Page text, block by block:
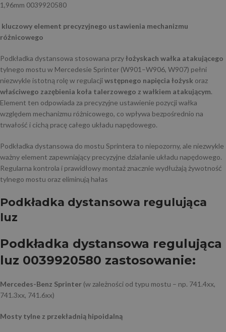
1,96mm 0039920580
kluczowy element precyzyjnego ustawienia mechanizmu
różnicowego
Podkładka dystansowa stosowana przyłożyskach wałka atakującego
tylnego mostu w Mercedesie Sprinter (W901–W906, W907) pełni
niezwykle istotną rolę w regulacjiwstępnego napięcia łożysk oraz
właściwego zazębienia koła talerzowego z wałkiem atakującym.
Element ten odpowiada za precyzyjne ustawienie pozycji wałka
względem mechanizmu różnicowego, co wpływa bezpośrednio na
trwałość i cichą pracę całego układu napędowego.
Podkładka dystansowa do mostu Sprintera to niepozorny, ale niezwykle
ważny element zapewniający precyzyjne działanie układu napędowego.
Regularna kontrola i prawidłowy montaż znacznie wydłużają żywotność
tylnego mostu oraz eliminują hałas
Podkładka dystansowa regulująca
luz
Podkładka dystansowa regulująca
luz 0039920580 zastosowanie:
Mercedes-Benz Sprinter (w zależności od typu mostu – np. 741.4xx,
741.3xx, 741.6xx)
Mosty tylne z przekładnią hipoidalną